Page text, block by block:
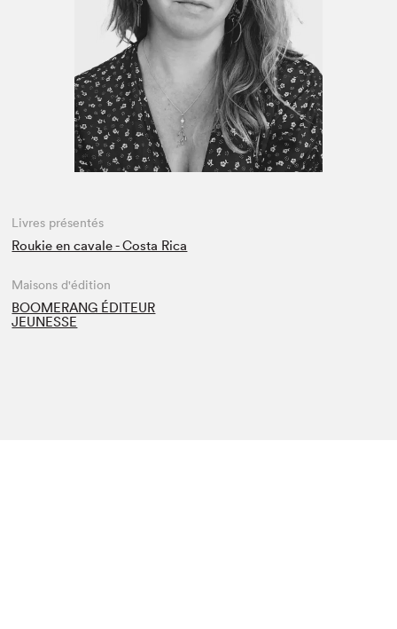
Espace médias
Livres présentés
Roukie en cavale - Costa Rica
Maisons d'édition
BOOMERANG ÉDITEUR
JEUNESSE